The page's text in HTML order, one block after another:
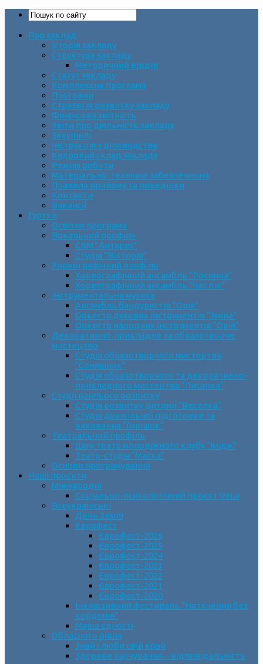
Про заклад
Історія закладу
Структура закладу
Методичний відділ
Статут закладу
Комплексна програма
Програми
Стратегія розвитку закладу
Фінансова звітність
Звіти про діяльність закладу
Закупівлі
Інструкція з діловодства
Кадровий склад закладу
Режим роботи
Матеріально-технічне забезпечення
Правила прийому та поведінки
Контакти
Вакансії
Гуртки
Освітня програма
Вокальний профіль
СВМ “Антарес”
Студія “Вікторія”
Хореографічний профіль
Хореографічний ансамбль “Росинка”
Хореографічний ансамбль “Час пік”
Інструментальна музика
Ансамбль бандуристів “Орія”
Оркестр духових інструментів “Зміна”
Оркестр народних інструментів “Орія”
Декоративно-прикладне та образотворче
мистецтво
Cтудія образотворчого мистецтва
“Соняшник”
Студія образотворчого та декоративно-
прикладного мистецтва “Писанка”
Студії раннього розвитку
Студія розвитку дитини “Веселка”
Студія дошкільної підготовки та
виховання “Горішок”
Театральний профіль
Шоу-театр молодіжного клубу “Імідж”
Театр-студія “Маска”
Основи програмування
Наші проєкти
Міжнародні
Соціально-психологічний проєкт VeLa
Всеукраїнські
День Землі
Єврофест
Єврофест-2026
Єврофест-2025
Єврофест-2024
Єврофест-2023
Єврофест-2022
Єврофест-2021
Єврофест-2020
Інклюзивний фестиваль “Натхнення без
кордонів”
Марш єдності
Обласного рівня
Знай і люби свій край
Здорове харчування – відповідальність